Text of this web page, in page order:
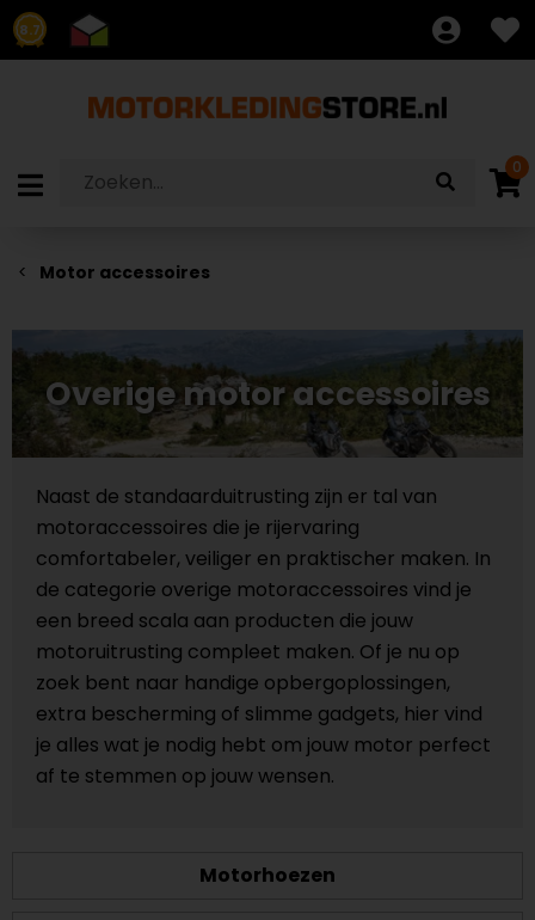
8.7
0
Motor accessoires
Overige motor accessoires
Naast de standaarduitrusting zijn er tal van
motoraccessoires die je rijervaring
comfortabeler, veiliger en praktischer maken. In
de categorie overige motoraccessoires vind je
een breed scala aan producten die jouw
motoruitrusting compleet maken. Of je nu op
zoek bent naar handige opbergoplossingen,
extra bescherming of slimme gadgets, hier vind
je alles wat je nodig hebt om jouw motor perfect
af te stemmen op jouw wensen.
Motorhoezen